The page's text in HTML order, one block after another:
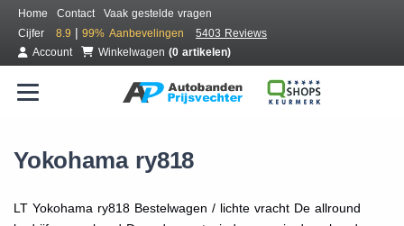
Home Contact
Vaak gestelde vragen
Cijfer
8.9 | 99% Aanbevelingen
5403 Reviews
Account
Winkelwagen (0 artikelen)
Yokohama ry818
LT Yokohama ry818 Bestelwagen / lichte vracht De allround